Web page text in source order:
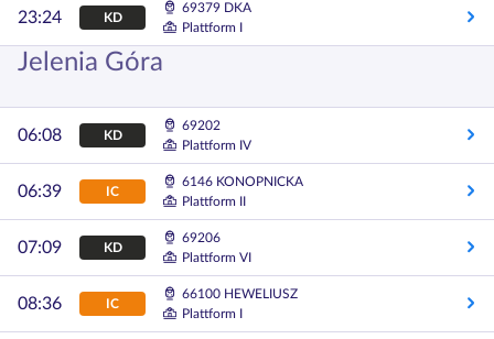
23:24 KD
69379 DKA
Plattform I
Jelenia Góra
06:08 KD
69202
Plattform IV
06:39 IC
6146 KONOPNICKA
Plattform II
07:09 KD
69206
Plattform VI
08:36 IC
66100 HEWELIUSZ
Plattform I